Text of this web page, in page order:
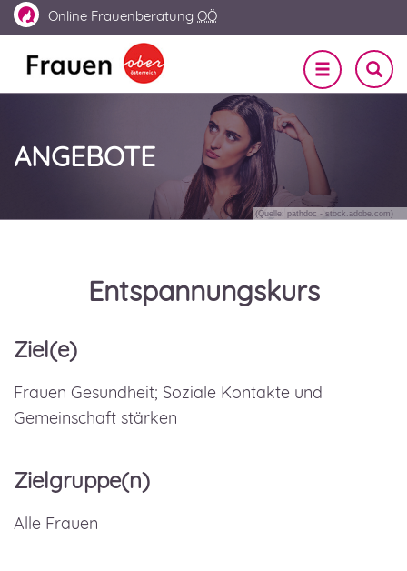
Online Frauenberatung OÖ
SUCHE
EIN-
UND
Navigation
ein-/
ANGEBOTE
(Quelle: pathdoc - stock.adobe.com)
Entspannungskurs
Ziel(e)
Frauen Gesundheit; Soziale Kontakte und
Gemeinschaft stärken
Zielgruppe(n)
Alle Frauen